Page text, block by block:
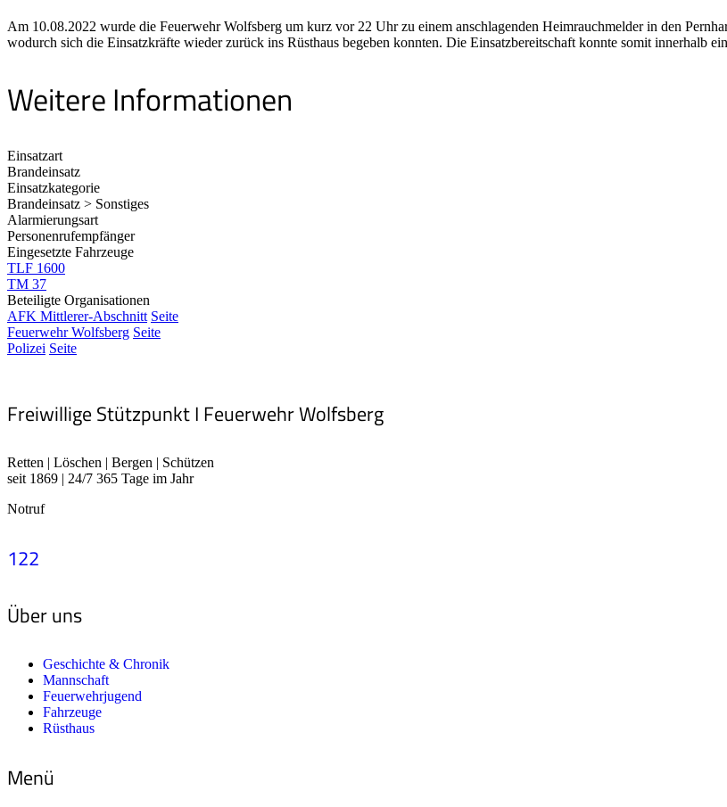
Am 10.08.2022 wurde die Feuerwehr Wolfsberg um kurz vor 22 Uhr zu einem anschlagenden Heimrauchmelder in den
wodurch sich die Einsatzkräfte wieder zurück ins Rüsthaus begeben konnten. Die Einsatzbereitschaft konnte somit innerhalb
Weitere Informationen
Einsatzart
Brandeinsatz
Einsatzkategorie
Brandeinsatz > Sonstiges
Alarmierungsart
Personenrufempfänger
Eingesetzte Fahrzeuge
TLF 1600
TM 37
Beteiligte Organisationen
AFK Mittlerer-Abschnitt Seite
Feuerwehr Wolfsberg Seite
Polizei Seite
Freiwillige Stützpunkt I Feuerwehr Wolfsberg
Retten | Löschen | Bergen | Schützen
seit 1869 | 24/7 365 Tage im Jahr
Notruf
122
Über uns
Geschichte & Chronik
Mannschaft
Feuerwehrjugend
Fahrzeuge
Rüsthaus
Menü